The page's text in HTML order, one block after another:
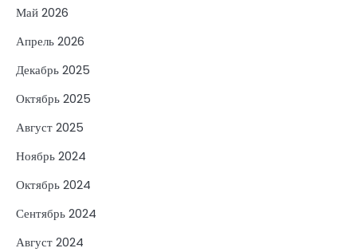
Май 2026
Апрель 2026
Декабрь 2025
Октябрь 2025
Август 2025
Ноябрь 2024
Октябрь 2024
Сентябрь 2024
Август 2024